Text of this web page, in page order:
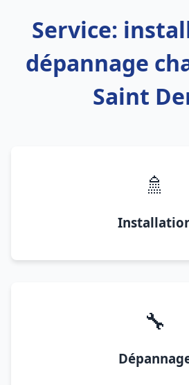
Service:
dépannage
Saint
🚿
🔧